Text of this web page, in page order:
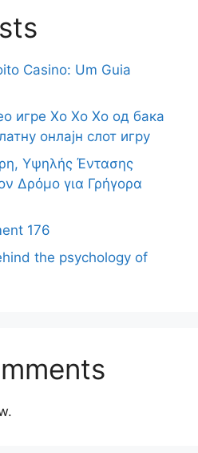
Casino: Um Guia
игре Хо Хо Хо од бака
онлајн слот игру
Υψηλής Έντασης
Δρόμο για Γρήγορα
176
the psychology of